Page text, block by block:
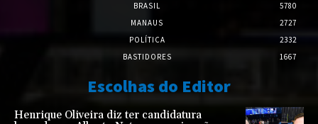
BRASIL
5780
MANAUS
2727
POLÍTICA
2332
BASTIDORES
1667
Escolhas do Editor
Henrique Oliveira diz ter candidatura